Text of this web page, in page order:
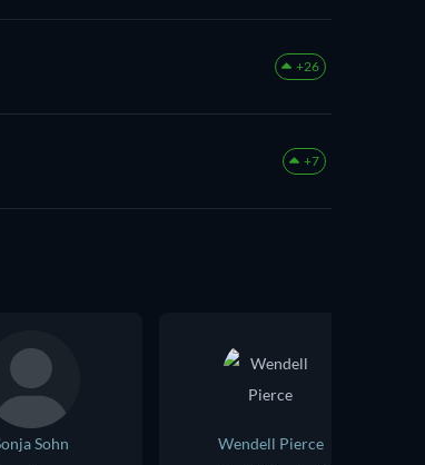
+26
+7
Sohn
Wendell Pierce